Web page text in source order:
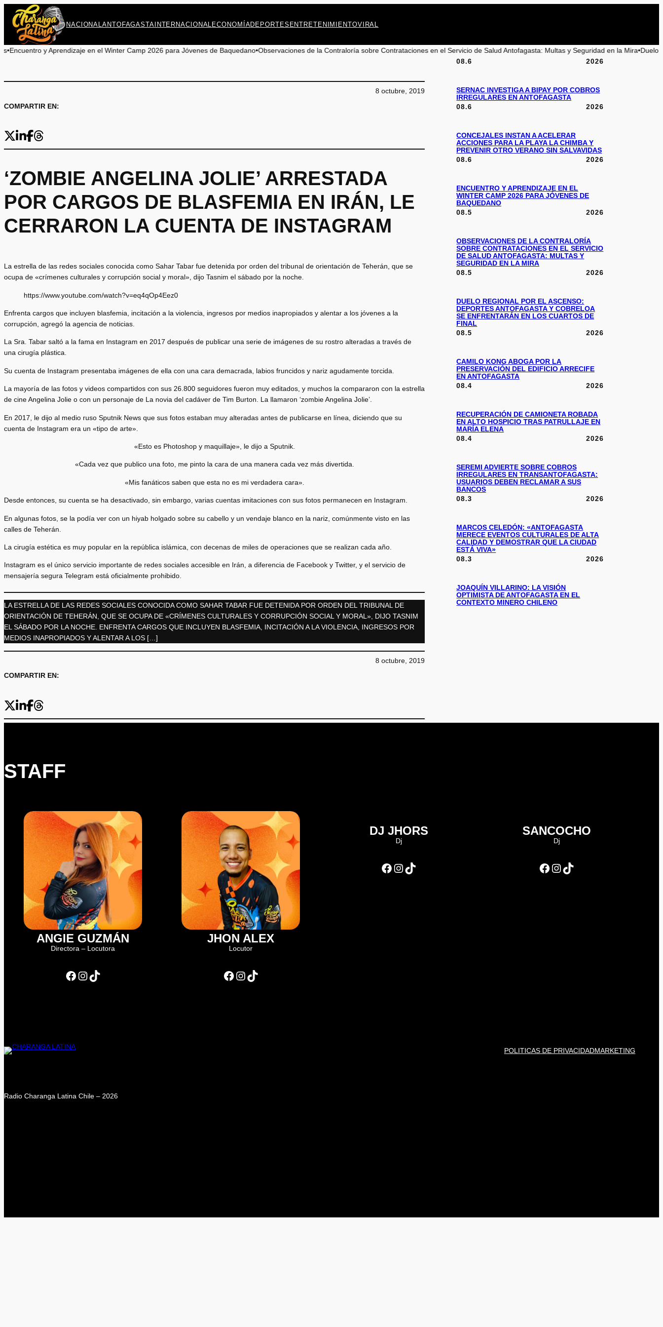
Saltar
contenido
NACIONALANTOFAGASTA INTERNACIONAL ECONOMÍADEPORTES ENTRETENIMIENTOVIRAL
en el Winter Camp 2026 para Jóvenes de Baquedano•Observaciones de la Contraloría sobre Contrataciones en el Servicio de Salud Antofagasta: Multas y Seguridad en la Mira•Duelo regional por el
COMPARTIR EN:
8 octubre, 2019
‘ZOMBIE ANGELINA JOLIE’ ARRESTADA
POR CARGOS DE BLASFEMIA EN IRÁN, LE
CERRARON LA CUENTA DE INSTAGRAM
La estrella de las redes sociales conocida como Sahar Tabar fue detenida por orden del tribunal de orientación de Teherán, que se
ocupa de «crímenes culturales y corrupción social y moral», dijo Tasnim el sábado por la noche.
https://www.youtube.com/watch?v=eq4qOp4Eez0
Enfrenta cargos que incluyen blasfemia, incitación a la violencia, ingresos por medios inapropiados y alentar a los jóvenes a la
corrupción, agregó la agencia de noticias.
La Sra. Tabar saltó a la fama en Instagram en 2017 después de publicar una serie de imágenes de su rostro alteradas a través de
una cirugía plástica.
Su cuenta de Instagram presentaba imágenes de ella con una cara demacrada, labios fruncidos y nariz agudamente torcida.
La mayoría de las fotos y videos compartidos con sus 26.800 seguidores fueron muy editados, y muchos la compararon con la estrella
de cine Angelina Jolie o con un personaje de La novia del cadáver de Tim Burton. La llamaron ‘zombie Angelina Jolie’.
En 2017, le dijo al medio ruso Sputnik News que sus fotos estaban muy alteradas antes de publicarse en línea, diciendo que su
cuenta de Instagram era un «tipo de arte».
«Esto es Photoshop y maquillaje», le dijo a Sputnik.
«Cada vez que publico una foto, me pinto la cara de una manera cada vez más divertida.
«Mis fanáticos saben que esta no es mi verdadera cara».
Desde entonces, su cuenta se ha desactivado, sin embargo, varias cuentas imitaciones con sus fotos permanecen en Instagram.
En algunas fotos, se la podía ver con un hiyab holgado sobre su cabello y un vendaje blanco en la nariz, comúnmente visto en las
calles de Teherán.
La cirugía estética es muy popular en la república islámica, con decenas de miles de operaciones que se realizan cada año.
Instagram es el único servicio importante de redes sociales accesible en Irán, a diferencia de Facebook y Twitter, y el servicio de
mensajería segura Telegram está oficialmente prohibido.
LA ESTRELLA DE LAS REDES SOCIALES CONOCIDA COMO SAHAR TABAR FUE DETENIDA POR ORDEN DEL TRIBUNAL DE
ORIENTACIÓN DE TEHERÁN, QUE SE OCUPA DE «CRÍMENES CULTURALES Y CORRUPCIÓN SOCIAL Y MORAL», DIJO TASNIM
EL SÁBADO POR LA NOCHE. ENFRENTA CARGOS QUE INCLUYEN BLASFEMIA, INCITACIÓN A LA VIOLENCIA, INGRESOS POR
MEDIOS INAPROPIADOS Y ALENTAR A LOS […]
COMPARTIR EN:
8 octubre, 2019
08.6 2026
SERNAC INVESTIGA A BIPAY POR COBROS
IRREGULARES EN ANTOFAGASTA
08.6
2026
CONCEJALES INSTAN A ACELERAR
ACCIONES PARA LA PLAYA LA CHIMBA Y
PREVENIR OTRO VERANO SIN SALVAVIDAS
08.6
2026
ENCUENTRO Y APRENDIZAJE EN EL
WINTER CAMP 2026 PARA JÓVENES DE
BAQUEDANO
08.5
2026
OBSERVACIONES DE LA CONTRALORÍA
SOBRE CONTRATACIONES EN EL SERVICIO
DE SALUD ANTOFAGASTA: MULTAS Y
SEGURIDAD EN LA MIRA
08.5
2026
DUELO REGIONAL POR EL ASCENSO:
DEPORTES ANTOFAGASTA Y COBRELOA
SE ENFRENTARÁN EN LOS CUARTOS DE
FINAL
08.5
2026
CAMILO KONG ABOGA POR LA
PRESERVACIÓN DEL EDIFICIO ARRECIFE
EN ANTOFAGASTA
08.4
2026
RECUPERACIÓN DE CAMIONETA ROBADA
EN ALTO HOSPICIO TRAS PATRULLAJE EN
MARÍA ELENA
08.4
2026
SEREMI ADVIERTE SOBRE COBROS
IRREGULARES EN TRANSANTOFAGASTA:
USUARIOS DEBEN RECLAMAR A SUS
BANCOS
08.3
2026
MARCOS CELEDÓN: «ANTOFAGASTA
MERECE EVENTOS CULTURALES DE ALTA
CALIDAD Y DEMOSTRAR QUE LA CIUDAD
ESTÁ VIVA»
08.3
2026
JOAQUÍN VILLARINO: LA VISIÓN
OPTIMISTA DE ANTOFAGASTA EN EL
CONTEXTO MINERO CHILENO
STAFF
ANGIE GUZMÁN
Directora – Locutora
Facebook Instagram TikTok
JHON ALEX
Locutor
Facebook Instagram TikTok
DJ JHORS
Dj
Facebook Instagram TikTok
SANCOCHO
Dj
Facebook Instagram TikTok
POLITICAS DE PRIVACIDADMARKETING
Radio Charanga Latina Chile – 2026